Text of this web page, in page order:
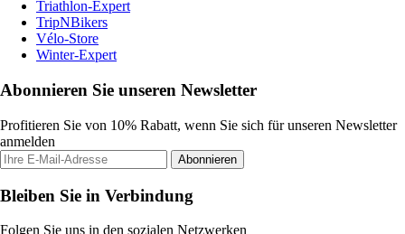
Triathlon-Expert
TripNBikers
Vélo-Store
Winter-Expert
Abonnieren Sie unseren Newsletter
Profitieren Sie von 10% Rabatt, wenn Sie sich für unseren Newsletter
anmelden
Abonnieren
Bleiben Sie in Verbindung
Folgen Sie uns in den sozialen Netzwerken